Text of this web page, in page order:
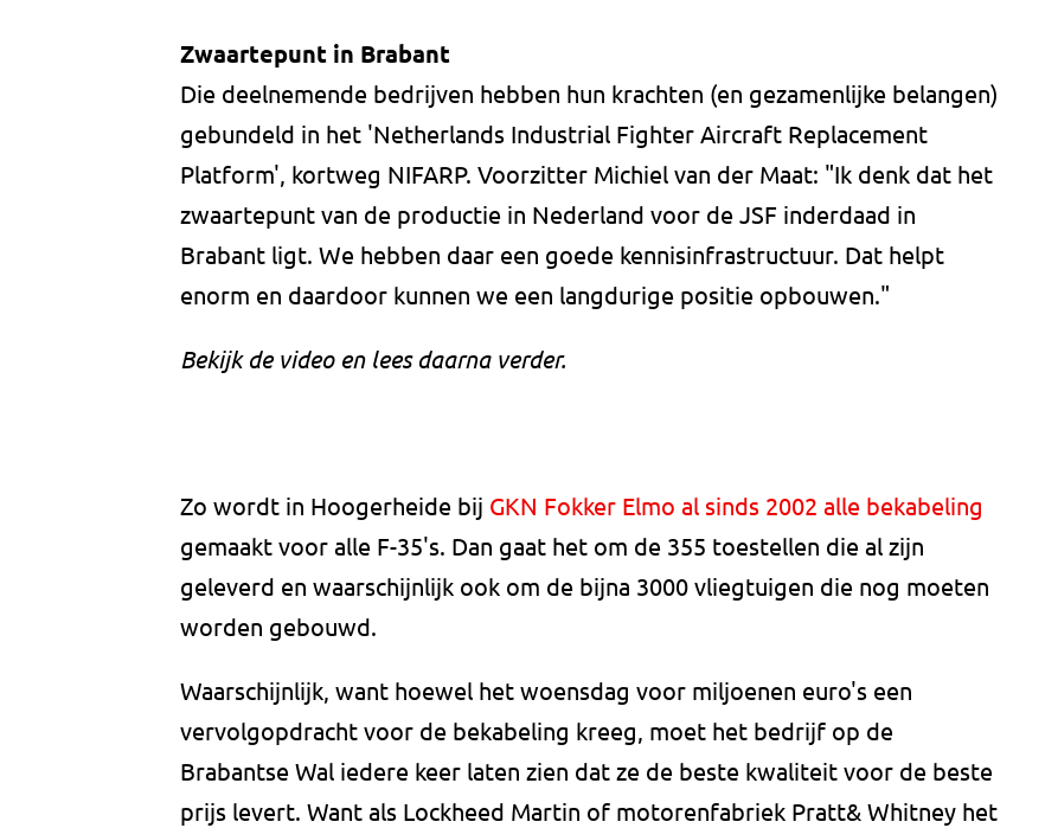
Zwaartepunt in Brabant
Die deelnemende bedrijven hebben hun krachten (en gezamenlijke belangen)
gebundeld in het 'Netherlands Industrial Fighter Aircraft Replacement
Platform', kortweg NIFARP. Voorzitter Michiel van der Maat: "Ik denk dat het
zwaartepunt van de productie in Nederland voor de JSF inderdaad in
Brabant ligt. We hebben daar een goede kennisinfrastructuur. Dat helpt
enorm en daardoor kunnen we een langdurige positie opbouwen."
Bekijk de video en lees daarna verder.
Zo wordt in Hoogerheide bij GKN Fokker Elmo al sinds 2002 alle bekabeling
gemaakt voor alle F-35's. Dan gaat het om de 355 toestellen die al zijn
geleverd en waarschijnlijk ook om de bijna 3000 vliegtuigen die nog moeten
worden gebouwd.
Waarschijnlijk, want hoewel het woensdag voor miljoenen euro's een
vervolgopdracht voor de bekabeling kreeg, moet het bedrijf op de
Brabantse Wal iedere keer laten zien dat ze de beste kwaliteit voor de beste
prijs levert. Want als Lockheed Martin of motorenfabriek Pratt& Whitney het